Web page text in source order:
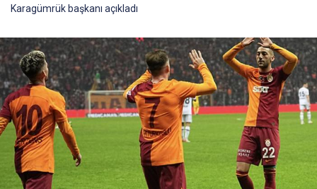
Karagümrük başkanı açıkladı